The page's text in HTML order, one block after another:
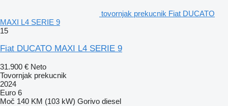
tovornjak prekucnik Fiat DUCATO
MAXI L4 SERIE 9
15
Fiat DUCATO MAXI L4 SERIE 9
31.900 € Neto
Tovornjak prekucnik
2024
Euro 6
Moč 140 KM (103 kW) Gorivo diesel